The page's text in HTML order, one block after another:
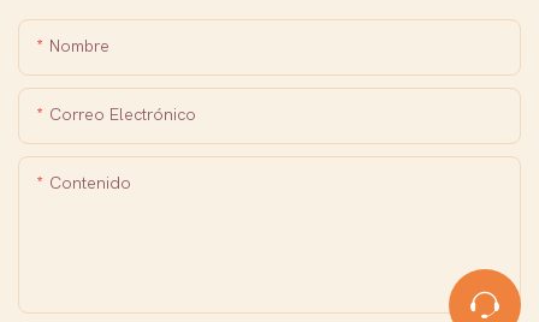
Nombre
Correo Electrónico
Contenido